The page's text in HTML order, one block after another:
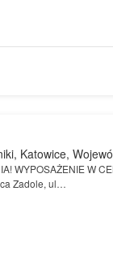
Katowice,
WYPOSAŻENIE W
Zadole, ul…